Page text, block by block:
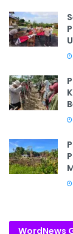
WordNews